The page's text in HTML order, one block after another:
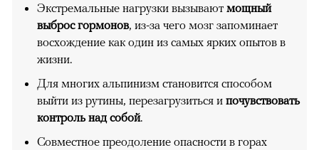
Экстремальные нагрузки вызывают мощный
выброс гормонов, из-за чего мозг запоминает
восхождение как один из самых ярких опытов в
жизни.
Для многих альпинизм становится способом
выйти из рутины, перезагрузиться и почувствовать
контроль над собой.
Совместное преодоление опасности в горах